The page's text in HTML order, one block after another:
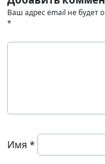
Ваш адрес email не будет
*
Имя *